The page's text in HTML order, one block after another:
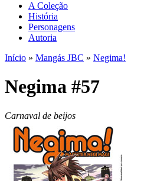
A Coleção
História
Personagens
Autoria
Início » Mangás JBC » Negima!
Negima #57
Carnaval de beijos